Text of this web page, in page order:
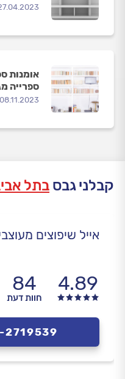
אומנות
ספרייה
08.11.2023
קבלני גבס בתל
אייל שיפוצים
4.89
84
חוות דעת
2719539